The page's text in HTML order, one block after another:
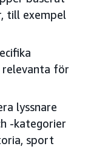
till exempel
relevanta för
lyssnare
-kategorier
sport